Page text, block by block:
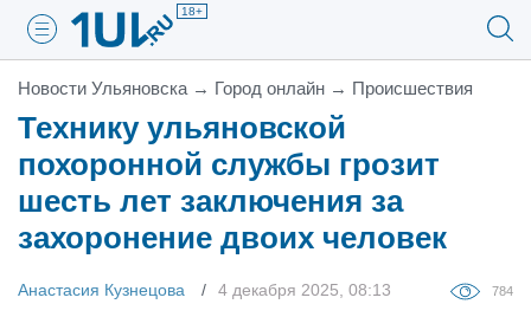
18+
Новости Ульяновска → Город онлайн → Проиcшествия
Технику ульяновской
похоронной службы грозит
шесть лет заключения за
захоронение двоих человек
Анастасия Кузнецова 4 декабря 2025, 08:13 784